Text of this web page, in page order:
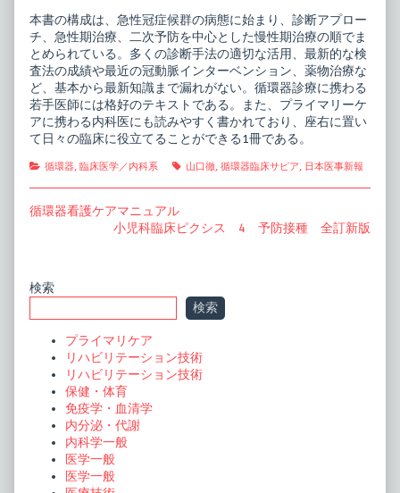
本書の構成は、急性冠症候群の病態に始まり、診断アプロー
チ、急性期治療、二次予防を中心とした慢性期治療の順でま
とめられている。多くの診断手法の適切な活用、最新的な検
査法の成績や最近の冠動脈インターベンション、薬物治療な
ど、基本から最新知識まで漏れがない。循環器診療に携わる
若手医師には格好のテキストである。また、プライマリーケ
アに携わる内科医にも読みやすく書かれており、座右に置い
て日々の臨床に役立てることができる1冊である。
Categories
循環器, 臨床医学／内科系 Tags
山口徹, 循環器臨床サピア, 日本医事新報
投
ビ
ゲ
Previous
循環器看護ケアマニュアル
Next
小児科臨床ピクシス 4 予防接種 全訂新版
Primary
Sidebar
検索
検索
プライマリケア
リハビリテーション技術
リハビリテーション技術
保健・体育
免疫学・血清学
内分泌・代謝
内科学一般
医学一般
医学一般